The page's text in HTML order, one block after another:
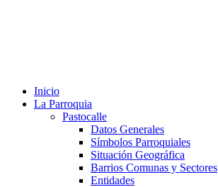
Inicio
La Parroquia
Pastocalle
Datos Generales
Símbolos Parroquiales
Situación Geográfica
Barrios Comunas y Sectores
Entidades